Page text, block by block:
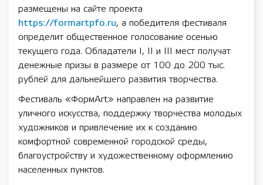
размещены на сайте проекта
https://formartpfo.ru, а победителя фестиваля
определит общественное голосование осенью
текущего года. Обладатели I, II и III мест получат
денежные призы в размере от 100 до 200 тыс.
рублей для дальнейшего развития творчества.
Фестиваль «ФормArt» направлен на развитие
уличного искусства, поддержку творчества молодых
художников и привлечение их к созданию
комфортной современной городской среды,
благоустройству и художественному оформлению
населенных пунктов.